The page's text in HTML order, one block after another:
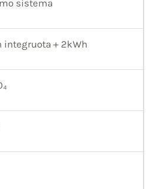
sistema
integruota + 2kWh